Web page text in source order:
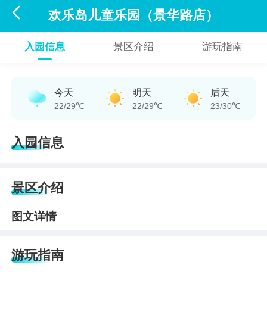
 欢乐岛儿童乐园（景华路店）
入园信息 景区介绍 游玩指南
今天
22/29℃
明天
22/29℃
后天
23/30℃
入园信息
景区介绍
图文详情
游玩指南